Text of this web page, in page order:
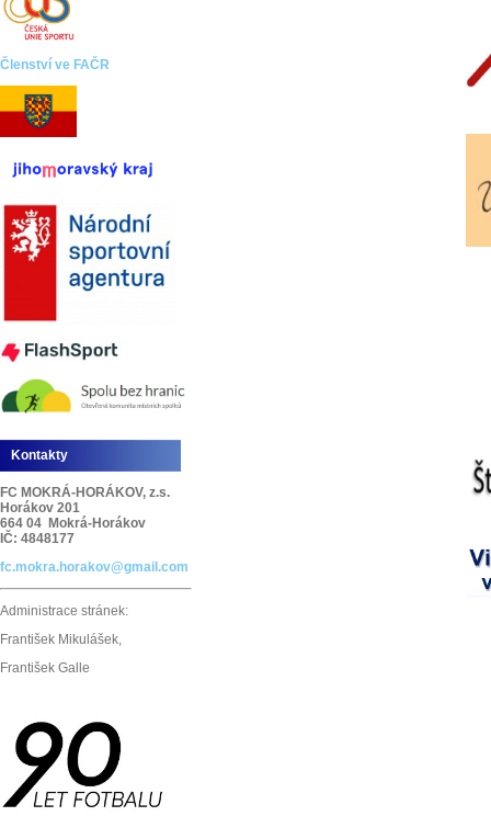
Členství ve FAČR
Kontakty
FC MOKRÁ-HORÁKOV, z.s.
Horákov 201
664 04 Mokrá-Horákov
IČ: 4848177
fc.mokra.horakov@gmail.com
Administrace stránek:
František Mikulášek,
František Galle